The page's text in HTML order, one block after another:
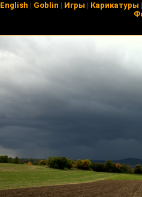
English | Goblin | Игры | Карикатуры |